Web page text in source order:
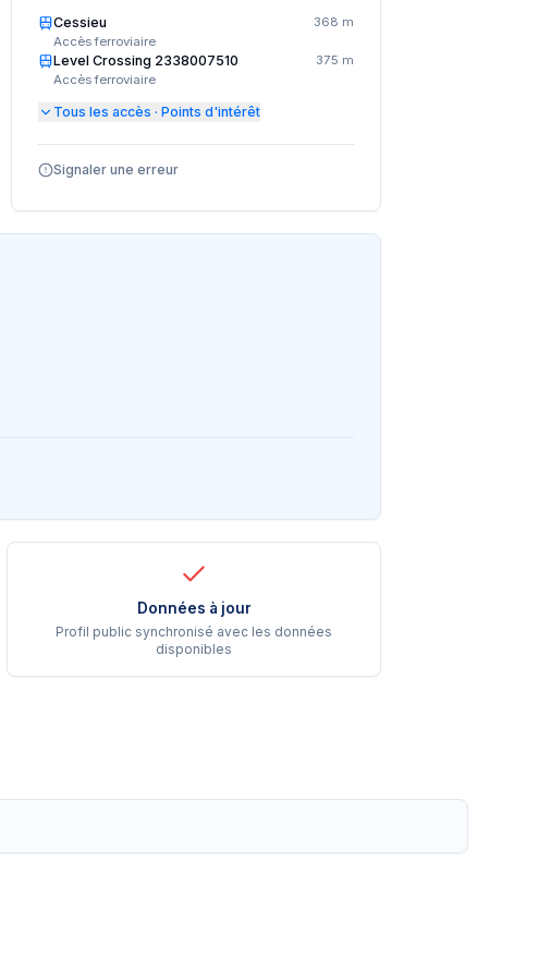
Cessieu
Accès ferroviaire
368 m
Level Crossing 2338007510
Accès ferroviaire
375 m
Tous les accès · Points d'intérêt
Signaler une erreur
Données à jour
Profil public synchronisé avec les données
disponibles